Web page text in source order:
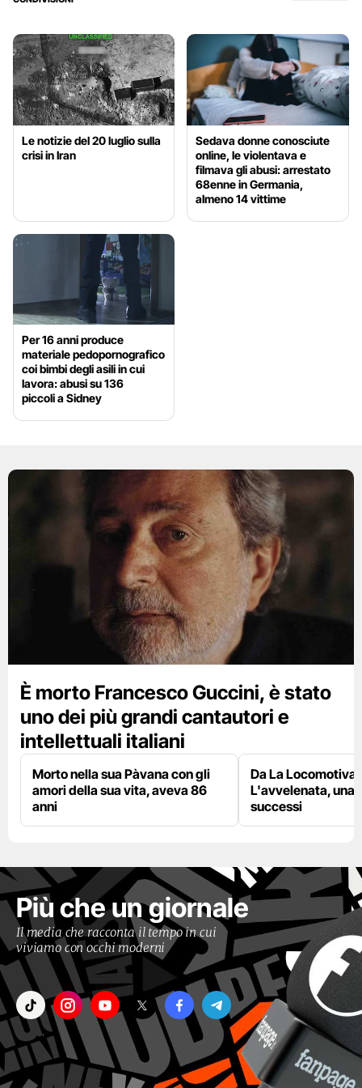
Le notizie del 20 luglio sulla
crisi in Iran
Sedava donne conosciute
online, le violentava e
filmava gli abusi: arrestato
68enne in Germania,
almeno 14 vittime
Per 16 anni produce
materiale pedopornografico
coi bimbi degli asili in cui
lavora: abusi su 136
piccoli a Sidney
È morto Francesco Guccini, è stato
uno dei più grandi cantautori e
intellettuali italiani
Morto nella sua Pàvana con gli
amori della sua vita, aveva 86
anni
Da La Locomotiva
L'avvelenata, una
successi
Più che un giornale
Il media che racconta il tempo in cui
viviamo con occhi moderni